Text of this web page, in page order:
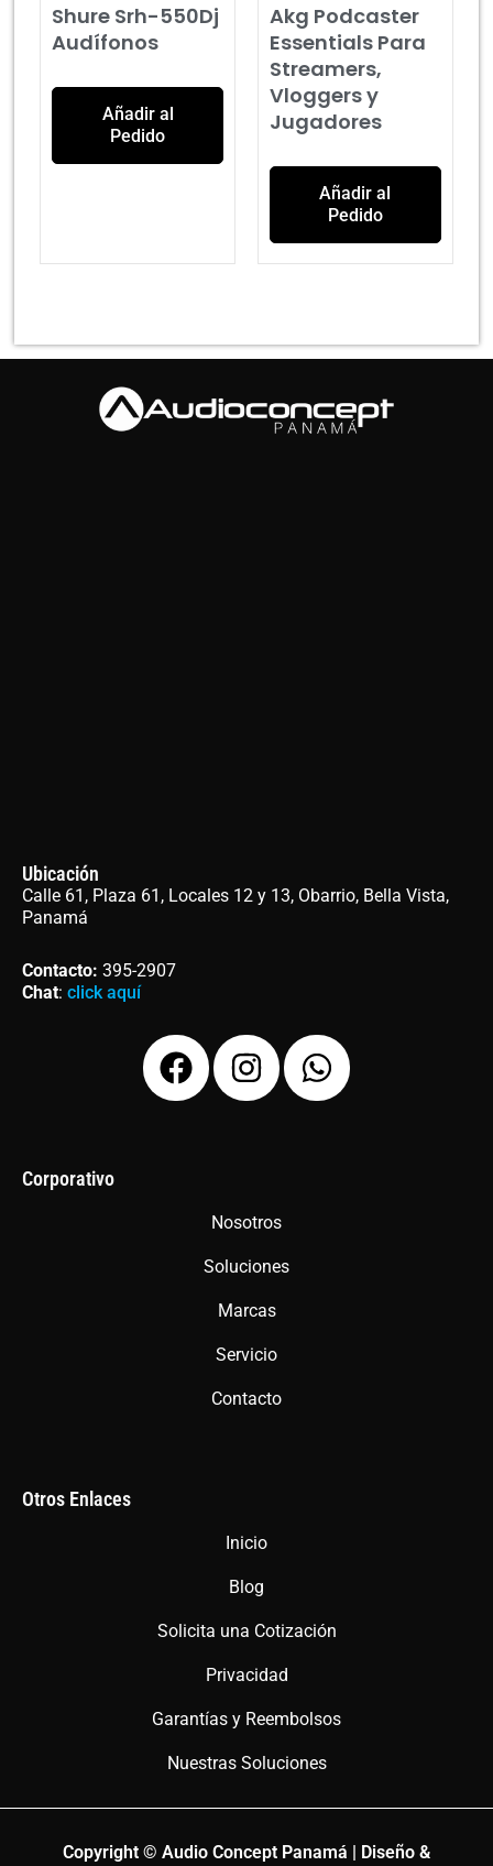
Shure Srh-550Dj
Audífonos
Añadir al
Pedido
Akg Podcaster
Essentials Para
Streamers,
Vloggers y
Jugadores
Añadir al
Pedido
Ubicación
Calle 61, Plaza 61, Locales 12 y 13, Obarrio, Bella Vista,
Panamá
Contacto: 395-2907
Chat: click aquí
F
a
I
n
g
a
m
W
h
Corporativo
Nosotros
Soluciones
Marcas
Servicio
Contacto
Otros Enlaces
Inicio
Blog
Solicita una Cotización
Privacidad
Garantías y Reembolsos
Nuestras Soluciones
Copyright © Audio Concept Panamá | Diseño &